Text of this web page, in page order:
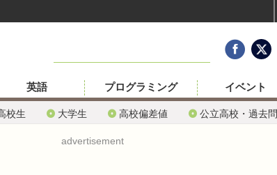
校生 大学生 高校偏差値 公立高校・過去問
英語 プログラミング イベント
advertisement